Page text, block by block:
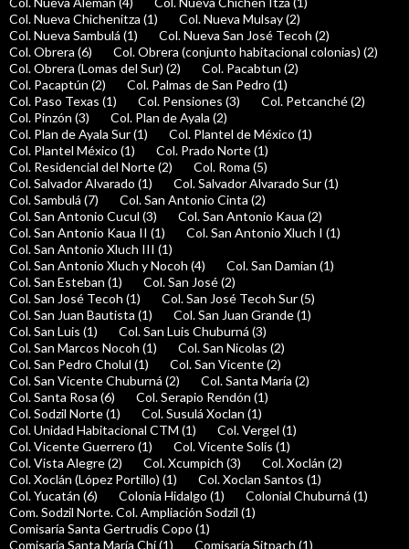
Col. Nueva Chichenitza (1)
Col. Nueva Mulsay (2)
Col. Nueva Sambulá (1)
Col. Nueva San José Tecoh (2)
Col. Obrera (6)
Col. Obrera (conjunto habitacional colonias) (2)
Col. Obrera (Lomas del Sur) (2)
Col. Pacabtun (2)
Col. Pacaptún (2)
Col. Palmas de San Pedro (1)
Col. Paso Texas (1)
Col. Pensiones (3)
Col. Petcanché (2)
Col. Pinzón (3)
Col. Plan de Ayala (2)
Col. Plan de Ayala Sur (1)
Col. Plantel de México (1)
Col. Plantel México (1)
Col. Prado Norte (1)
Col. Residencial del Norte (2)
Col. Roma (5)
Col. Salvador Alvarado (1)
Col. Salvador Alvarado Sur (1)
Col. Sambulá (7)
Col. San Antonio Cinta (2)
Col. San Antonio Cucul (3)
Col. San Antonio Kaua (2)
Col. San Antonio Kaua II (1)
Col. San Antonio Xluch I (1)
Col. San Antonio Xluch III (1)
Col. San Antonio Xluch y Nocoh (4)
Col. San Damian (1)
Col. San Esteban (1)
Col. San José (2)
Col. San José Tecoh (1)
Col. San José Tecoh Sur (5)
Col. San Juan Bautista (1)
Col. San Juan Grande (1)
Col. San Luis (1)
Col. San Luis Chuburná (3)
Col. San Marcos Nocoh (1)
Col. San Nicolas (2)
Col. San Pedro Cholul (1)
Col. San Vicente (2)
Col. San Vicente Chuburná (2)
Col. Santa María (2)
Col. Santa Rosa (6)
Col. Serapio Rendón (1)
Col. Sodzil Norte (1)
Col. Susulá Xoclan (1)
Col. Unidad Habitacional CTM (1)
Col. Vergel (1)
Col. Vicente Guerrero (1)
Col. Vicente Solís (1)
Col. Vista Alegre (2)
Col. Xcumpich (3)
Col. Xoclán (2)
Col. Xoclán (López Portillo) (1)
Col. Xoclan Santos (1)
Col. Yucatán (6)
Colonia Hidalgo (1)
Colonial Chuburná (1)
Com. Sodzil Norte. Col. Ampliación Sodzil (1)
Comisaría Santa Gertrudis Copo (1)
Comisaría Santa María Chí (1)
Comisaría Sitpach (1)